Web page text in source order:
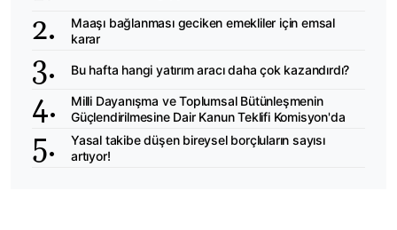
Maaşı bağlanması geciken emekliler için emsal
karar
Bu hafta hangi yatırım aracı daha çok kazandırdı?
Milli Dayanışma ve Toplumsal Bütünleşmenin
Güçlendirilmesine Dair Kanun Teklifi Komisyon'da
Yasal takibe düşen bireysel borçluların sayısı
artıyor!